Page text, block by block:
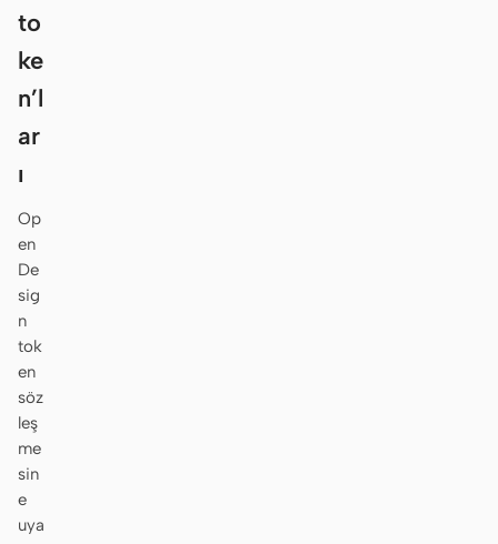
to
ke
n’l
ar
ı
Op
en
De
sig
n
tok
en
söz
leş
me
sin
e
uya